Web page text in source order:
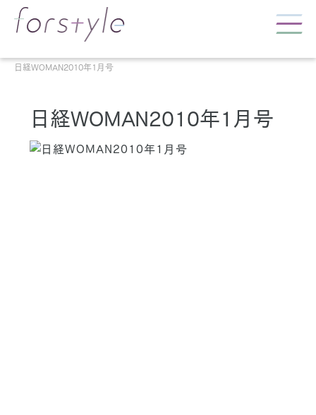
日経WOMAN2010年1月号
日経WOMAN2010年1月号